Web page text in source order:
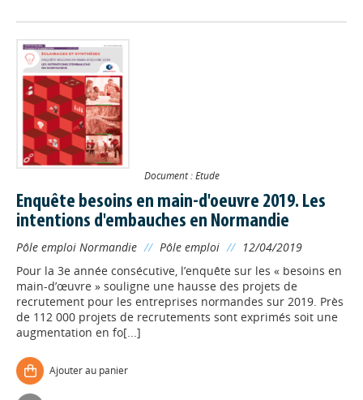
Document : Etude
Enquête besoins en main-d'oeuvre 2019. Les
intentions d'embauches en Normandie
Pôle emploi Normandie // Pôle emploi // 12/04/2019
Pour la 3e année consécutive, l’enquête sur les « besoins en
main-d’œuvre » souligne une hausse des projets de
recrutement pour les entreprises normandes sur 2019. Près
de 112 000 projets de recrutements sont exprimés soit une
augmentation en fo[...]
Ajouter au panier